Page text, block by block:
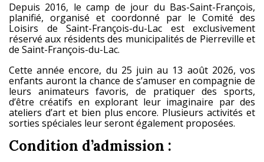
Depuis 2016, le camp de jour du Bas-Saint-François,
planifié, organisé et coordonné par le Comité des
Loisirs de Saint-François-du-Lac est exclusivement
réservé aux résidents des municipalités de Pierreville et
de Saint-François-du-Lac.
Cette année encore, du 25 juin au 13 août 2026, vos
enfants auront la chance de s’amuser en compagnie de
leurs animateurs favoris, de pratiquer des sports,
d’être créatifs en explorant leur imaginaire par des
ateliers d’art et bien plus encore. Plusieurs activités et
sorties spéciales leur seront également proposées.
Condition d’admission :